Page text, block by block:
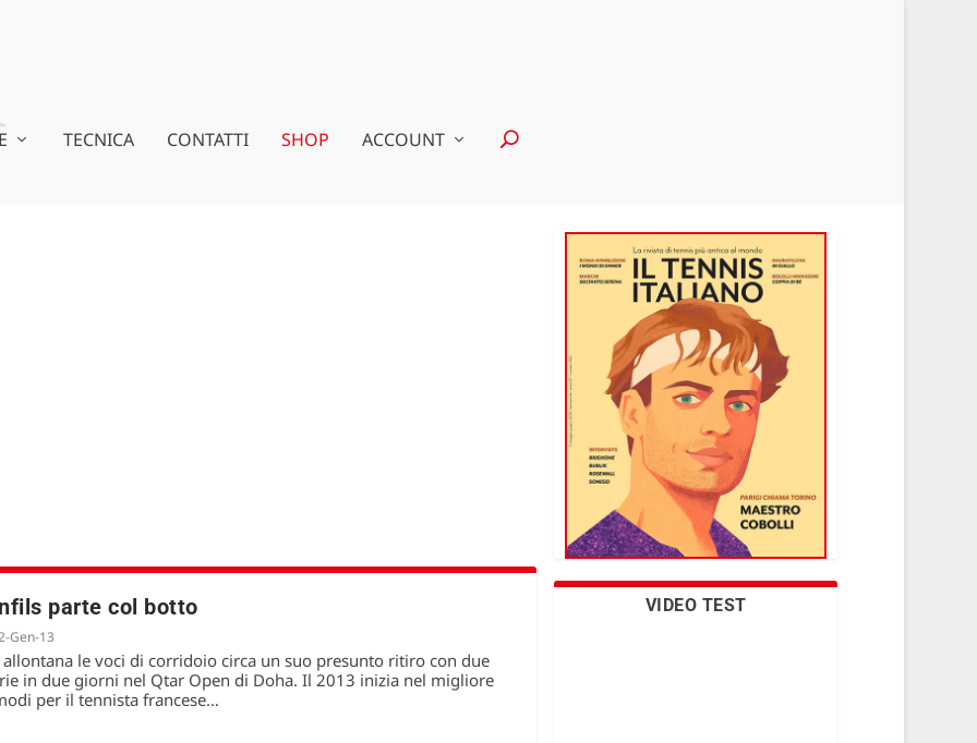
TECNICA CONTATTI SHOP ACCOUNT
parte col botto
Gen-13
allontana le voci di corridoio circa un suo presunto ritiro con due
in due giorni nel Qtar Open di Doha. Il 2013 inizia nel migliore
per il tennista francese…
VIDEO TEST